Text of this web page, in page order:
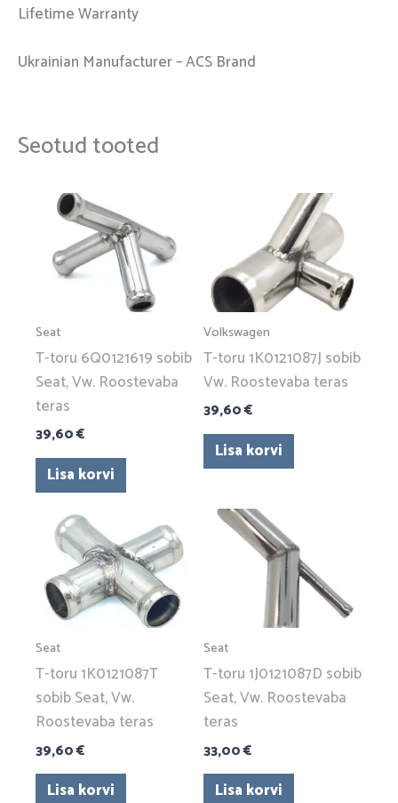
Lifetime Warranty
Ukrainian Manufacturer – ACS Brand
Seotud tooted
Seat
T-toru 6Q0121619 sobib
Seat, Vw. Roostevaba
teras
39,60€
Lisa korvi
Volkswagen
T-toru 1K0121087J sobib
Vw. Roostevaba teras
39,60€
Lisa korvi
Seat
T-toru 1K0121087T
sobib Seat, Vw.
Roostevaba teras
39,60€
Lisa korvi
Seat
T-toru 1J0121087D sobib
Seat, Vw. Roostevaba
teras
33,00€
Lisa korvi